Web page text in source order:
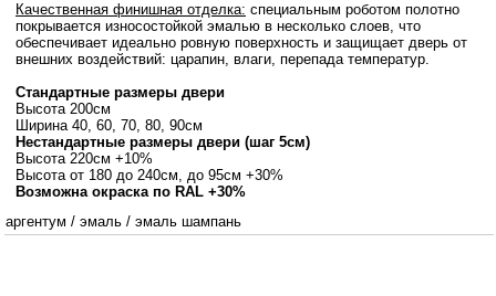
Качественная финишная отделка: специальным роботом полотно
покрывается износостойкой эмалью в несколько слоев, что
обеспечивает идеально ровную поверхность и защищает дверь от
внешних воздействий: царапин, влаги, перепада температур.
Стандартные размеры двери
Высота 200см
Ширина 40, 60, 70, 80, 90см
Нестандартные размеры двери (шаг 5см)
Высота 220см +10%
Высота от 180 до 240см, до 95см +30%
Возможна окраска по RAL +30%
аргентум / эмаль / эмаль шампань